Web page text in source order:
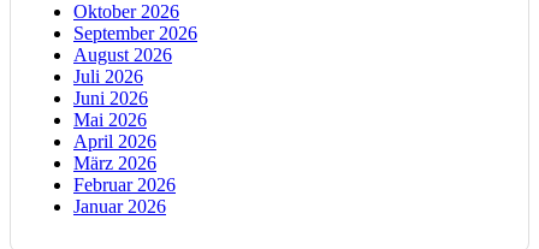
Oktober 2026
September 2026
August 2026
Juli 2026
Juni 2026
Mai 2026
April 2026
März 2026
Februar 2026
Januar 2026